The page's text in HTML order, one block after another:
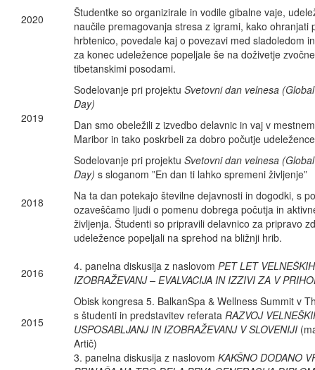
2020
Študentke so organizirale in vodile gibalne vaje,
naučile premagovanja stresa z igrami, kako ohranjati
hrbtenico, povedale kaj o povezavi med sladoledom
za konec udeležence popeljale še na doživetje
tibetanskimi posodami.
2019
Sodelovanje pri projektu Svetovni dan velnesa
Day)
Dan smo obeležili z izvedbo delavnic in vaj v
Maribor in tako poskrbeli za dobro počutje
2018
Sodelovanje pri projektu Svetovni dan velnesa
Day) s sloganom ”En dan ti lahko spremeni življenje”
Na ta dan potekajo številne dejavnosti in dogodki, s
ozaveščamo ljudi o pomenu dobrega počutja in
življenja. Študenti so pripravili delavnico za pripravo
udeležence popeljali na sprehod na bližnji hrib.
2016 4. panelna diskusija z naslovom PET LET VELNEŠKIH
IZOBRAŽEVANJ – EVALVACIJA IN IZZIVI ZA V
2015
Obisk kongresa 5. BalkanSpa & Wellness Summit v
s študenti in predstavitev referata RAZVOJ
USPOSABLJANJ IN IZOBRAŽEVANJ V SLOVENIJI
Artič)
3. panelna diskusija z naslovom KAKŠNO DODANO